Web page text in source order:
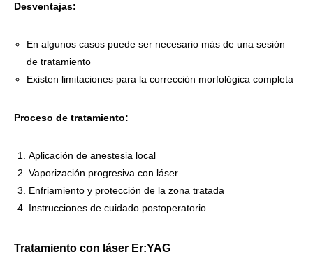
Desventajas:
En algunos casos puede ser necesario más de una sesión
de tratamiento
Existen limitaciones para la corrección morfológica completa
Proceso de tratamiento:
Aplicación de anestesia local
Vaporización progresiva con láser
Enfriamiento y protección de la zona tratada
Instrucciones de cuidado postoperatorio
Tratamiento con láser Er:YAG